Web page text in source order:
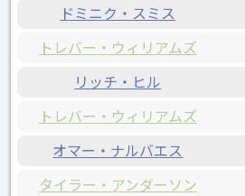
ドミニク・スミス
トレバー・ウィリアムズ
リッチ・ヒル
トレバー・ウィリアムズ
オマー・ナルバエス
タイラー・アンダーソン